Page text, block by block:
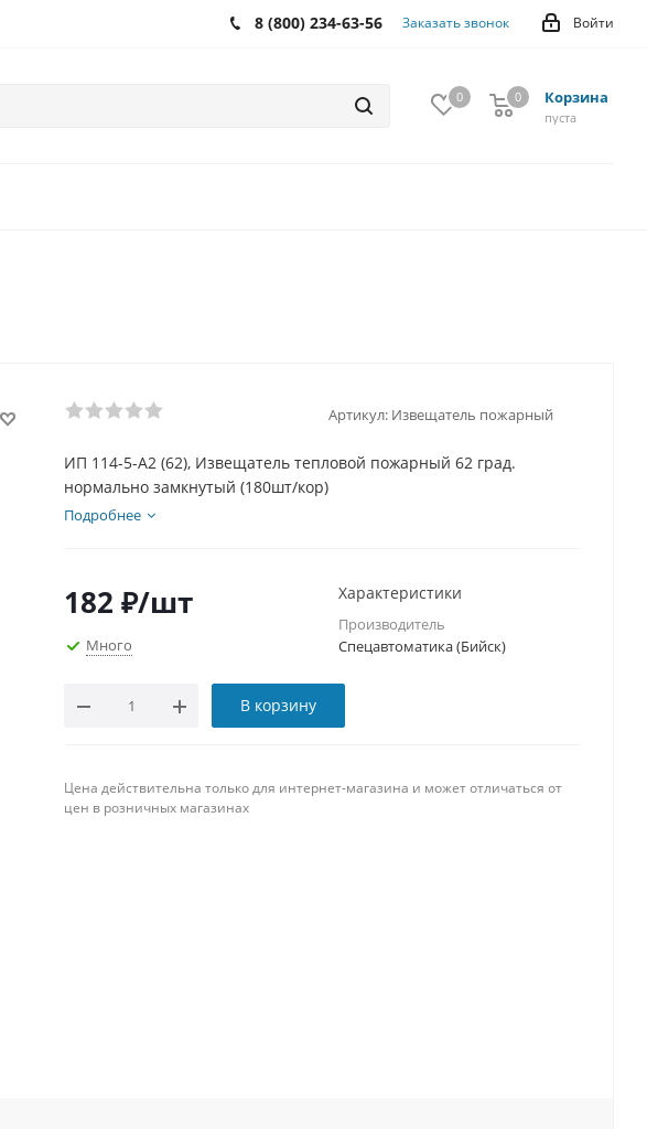
Войти
8 (800) 234-63-56 Заказать звонок
0 Корзина
0
пуста
0
Артикул: Извещатель пожарный
ИП 114-5-А2 (62), Извещатель тепловой пожарный 62 град.
нормально замкнутый (180шт/кор)
Подробнее
182 ₽/шт
Много
В корзину
Характеристики
Производитель
Спецавтоматика (Бийск)
Цена действительна только для интернет-магазина и может отличаться от
цен в розничных магазинах